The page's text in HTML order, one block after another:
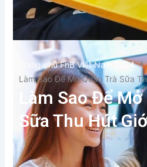
Trang chủ FnB Việt Nam 2024
Làm Sao Để Mở Quán Trà Sữa
Làm Sao Để
Sữa Thu Hút